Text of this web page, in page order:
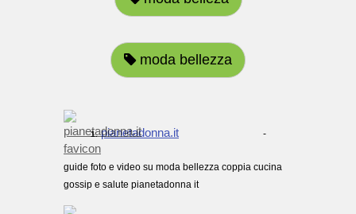
moda bellezza
1. pianetadonna.it -
guide foto e video su moda bellezza coppia cucina
gossip e salute pianetadonna it